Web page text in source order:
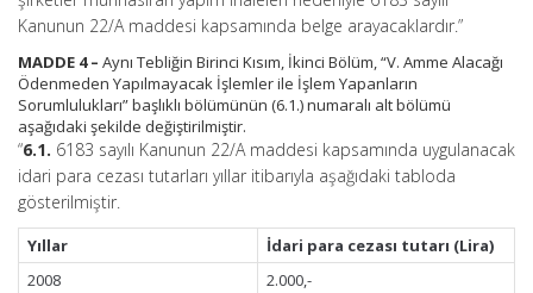
Kanunun 22/A maddesi kapsamında belge arayacaklardır.”
MADDE 4 – Aynı Tebliğin Birinci Kısım, İkinci Bölüm, “V. Amme Alacağı
Ödenmeden Yapılmayacak İşlemler ile İşlem Yapanların
Sorumlulukları” başlıklı bölümünün (6.1.) numaralı alt bölümü
aşağıdaki şekilde değiştirilmiştir.
“6.1. 6183 sayılı Kanunun 22/A maddesi kapsamında uygulanacak
idari para cezası tutarları yıllar itibarıyla aşağıdaki tabloda
gösterilmiştir.
Yıllar
İdari para cezası tutarı (Lira)
2008
2.000,-